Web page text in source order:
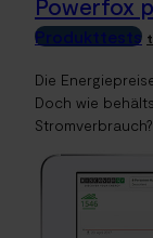
Powerfox
Produkttests
Die
Doch wie